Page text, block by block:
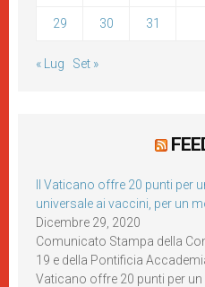
29 30 31
« Lug Set »
Il Vaticano offre 20 punti per
universale ai vaccini, per un
Dicembre 29, 2020
Comunicato Stampa della
19 e della Pontificia
Vaticano offre 20 punti per